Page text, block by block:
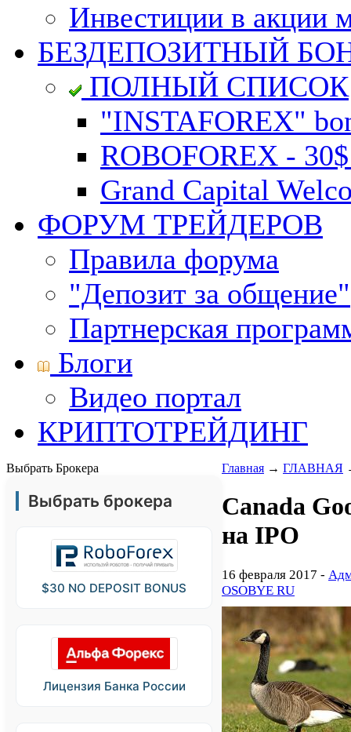
Инвестиции в акции
БЕЗДЕПОЗИТНЫЙ
ПОЛНЫЙ СПИСОК
"INSTAFOREX"
ROBOFOREX -
Grand Capital
ФОРУМ ТРЕЙДЕРОВ
Правила форума
"Депозит за общение"
Партнерская
Блоги
Видео портал
КРИПТОТРЕЙДИНГ
Выбрать Брокера
Выбрать брокера
$30 NO DEPOSIT BONUS
Лицензия Банка России
Главная → ГЛАВНАЯ
Canada
на IPO
16 февраля 2017 -
OSOBYE RU